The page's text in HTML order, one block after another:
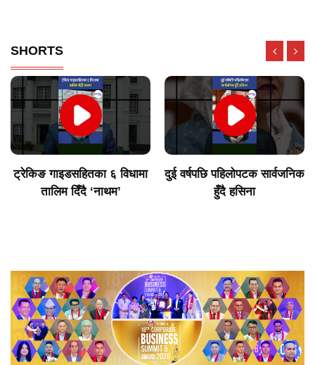
SHORTS
ट्रेकिङ गाइडसहितका ६ विधामा
तालिम दिँदै ‘नाथम’
दुई वर्षपछि पहिलोपटक सार्वजनिक
हुँदै हसिना